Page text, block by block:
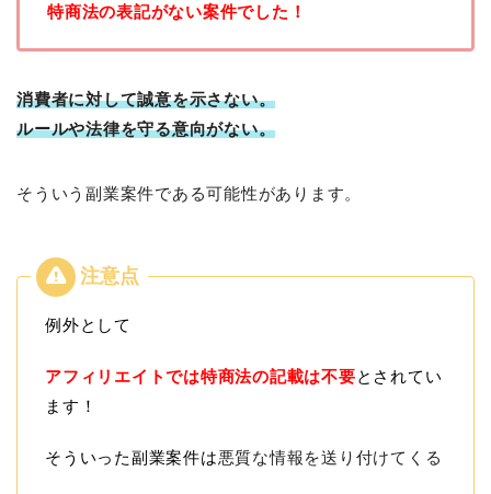
特商法の表記がない案件でした！
消費者に対して誠意を示さない。
ルールや法律を守る意向がない。
そういう副業案件である可能性があります。
例外として
アフィリエイトでは特商法の記載は不要とされてい
ます！
そういった副業案件は悪質な情報を送り付けてくる